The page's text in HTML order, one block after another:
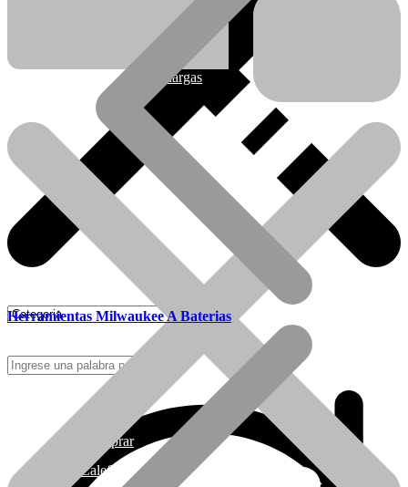
Como Comprar
Nueva línea Solargas
Calefactores Tiro Natural
Herramientas Milwaukee A Baterias